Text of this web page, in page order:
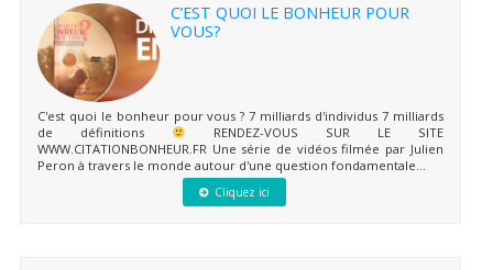
C’EST QUOI LE BONHEUR POUR
VOUS?
C'est quoi le bonheur pour vous ? 7 milliards d'individus 7 milliards
de définitions
RENDEZ-VOUS SUR LE SITE
WWW.CITATIONBONHEUR.FR Une série de vidéos filmée par Julien
Peron à travers le monde autour d'une question fondamentale...
Cliquez ici